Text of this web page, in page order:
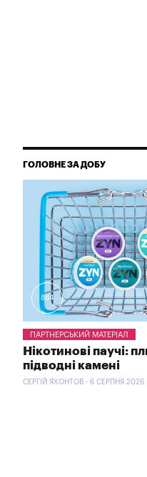
ГОЛОВНЕ ЗА ДОБУ
884
ПАРТНЕРСЬКИЙ МАТЕРІАЛ
Нікотинові паучі:
підводні камені
СЕРГІЙ ЯХОНТОВ - 6 СЕРПНЯ 2026